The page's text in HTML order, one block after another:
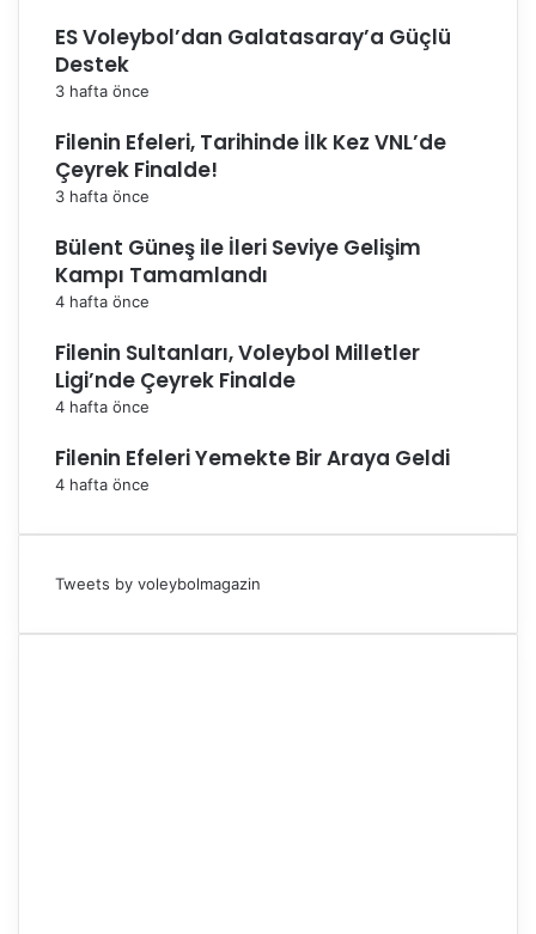
ES Voleybol’dan Galatasaray’a Güçlü
Destek
3 hafta önce
Filenin Efeleri, Tarihinde İlk Kez VNL’de
Çeyrek Finalde!
3 hafta önce
Bülent Güneş ile İleri Seviye Gelişim
Kampı Tamamlandı
4 hafta önce
Filenin Sultanları, Voleybol Milletler
Ligi’nde Çeyrek Finalde
4 hafta önce
Filenin Efeleri Yemekte Bir Araya Geldi
4 hafta önce
Tweets by voleybolmagazin